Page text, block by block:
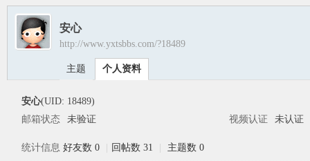
›
安心
http://www.yxtsbbs.com/?18489
主题 个人资料
安心(UID: 18489)
邮箱状态
未验证 视频认证 未认证
统计信息 好友数 0 回帖数 31 主题数 0